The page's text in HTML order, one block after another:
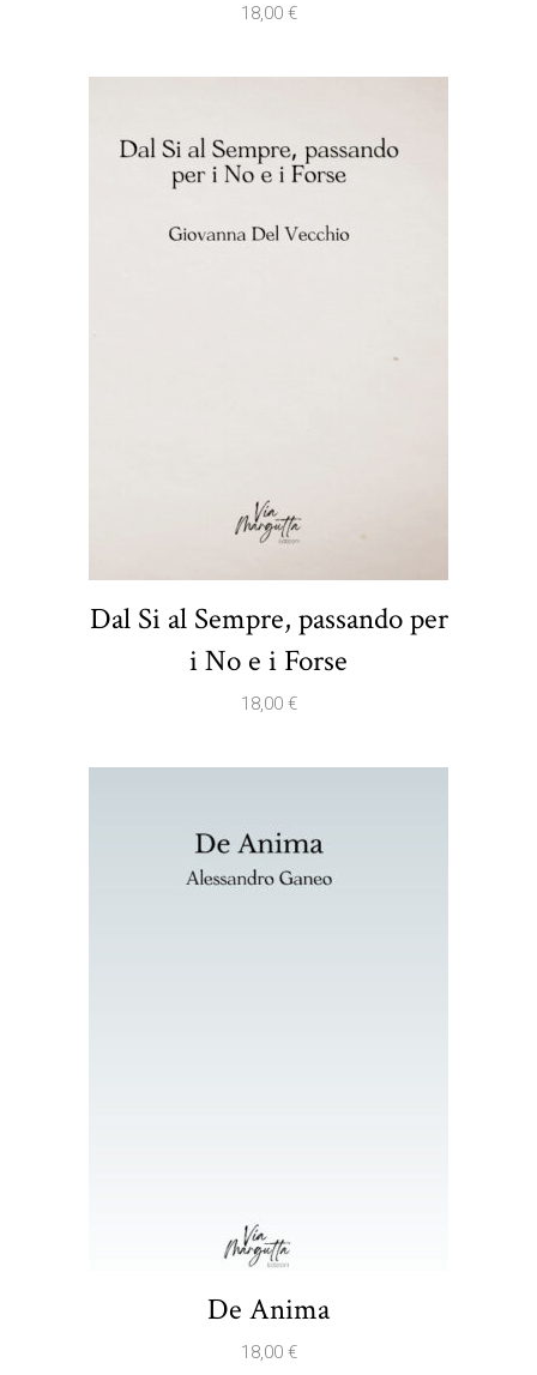
18,00 €
Dal Si al Sempre, passando per
i No e i Forse
18,00 €
De Anima
18,00 €